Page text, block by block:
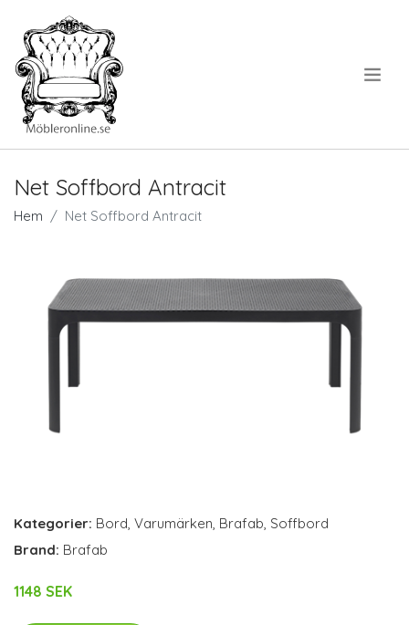
Net Soffbord Antracit
Hem Net Soffbord Antracit
Kategorier: Bord Varumärken Brafab Soffbord
Brand: Brafab
1148 SEK